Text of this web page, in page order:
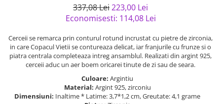
Solutii si lavete de curatare
337,08 Lei223,00 Lei
Economisesti: 114,08 Lei
Cerceii se remarca prin conturul rotund incrustat cu pietre de zirconia,
in care Copacul Vietii se contureaza delicat, iar franjurile cu frunze si o
piatra centrala completeaza intreg ansamblul. Realizati din argint 925,
cerceii aduc un aer boem oricarei tinute de zi sau de seara.
Culoare: Argintiu
Material: Argint 925, zirconiu
Dimensiuni: Inaltime * Latime: 3,7*1,2 cm, Greutate: 4,1 grame